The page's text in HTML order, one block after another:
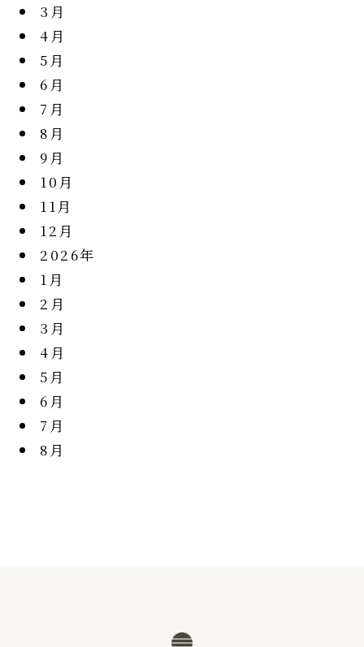
3月
4月
5月
6月
7月
8月
9月
10月
11月
12月
2026年
1月
2月
3月
4月
5月
6月
7月
8月